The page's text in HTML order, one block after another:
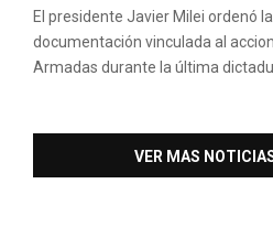
El presidente Javier Milei ordenó
documentación vinculada al
Armadas durante la última
VER MAS